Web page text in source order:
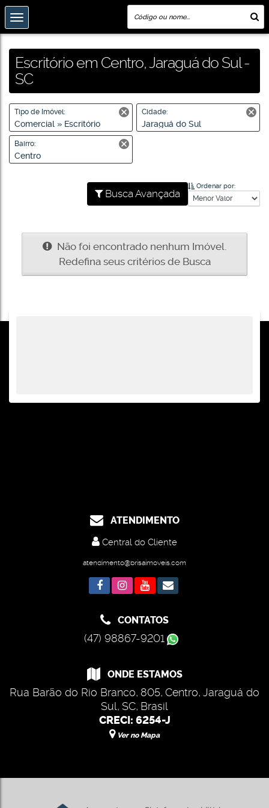
Escritório em Centro, Jaraguá do Sul -
SC
Tipo de Imóvel:
Comercial » Escritório
Cidade:
Jaraguá do Sul
Bairro:
Centro
Busca Avançada
Ordenar por:
Não foi encontrado nenhum Imóvel.
Redefina seus critérios de Busca
ATENDIMENTO
Central do Cliente
atendimento@brisaimoveis.com
CONTATOS
(47) 98867-9201
ONDE ESTAMOS
Rua Barão do Rio Branco, 805, Centro, Jaraguá do
Sul, SC, Brasil
CRECI: 6254-J
Ver no Mapa